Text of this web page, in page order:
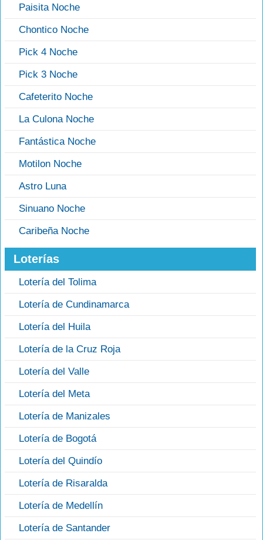
Paisita Noche
Chontico Noche
Pick 4 Noche
Pick 3 Noche
Cafeterito Noche
La Culona Noche
Fantástica Noche
Motilon Noche
Astro Luna
Sinuano Noche
Caribeña Noche
Loterías
Lotería del Tolima
Lotería de Cundinamarca
Lotería del Huila
Lotería de la Cruz Roja
Lotería del Valle
Lotería del Meta
Lotería de Manizales
Lotería de Bogotá
Lotería del Quindío
Lotería de Risaralda
Lotería de Medellín
Lotería de Santander